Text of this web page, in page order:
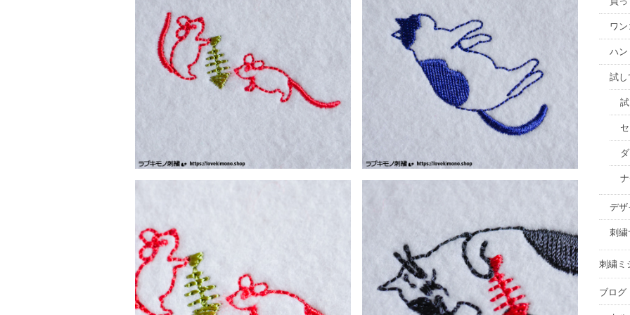
ワ
ハ
試
デ
刺
刺繍ミ
ブログ